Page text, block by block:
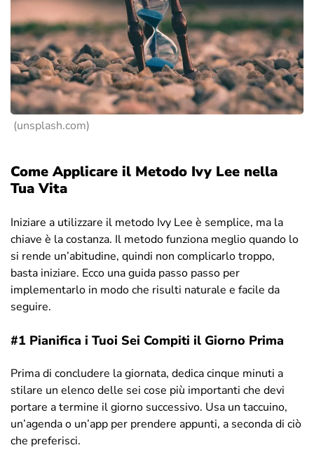
(unsplash.com)
Come Applicare il Metodo Ivy Lee nella
Tua Vita
Iniziare a utilizzare il metodo Ivy Lee è semplice, ma la
chiave è la costanza. Il metodo funziona meglio quando lo
si rende un’abitudine, quindi non complicarlo troppo,
basta iniziare. Ecco una guida passo passo per
implementarlo in modo che risulti naturale e facile da
seguire.
#1 Pianifica i Tuoi Sei Compiti il Giorno Prima
Prima di concludere la giornata, dedica cinque minuti a
stilare un elenco delle sei cose più importanti che devi
portare a termine il giorno successivo. Usa un taccuino,
un’agenda o un’app per prendere appunti, a seconda di ciò
che preferisci.